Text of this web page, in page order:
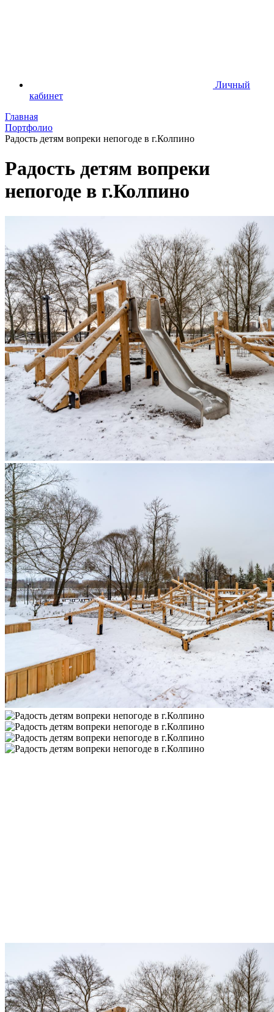
Личный
кабинет
Главная
Портфолио
Радость детям вопреки непогоде в г.Колпино
Радость детям вопреки
непогоде в г.Колпино